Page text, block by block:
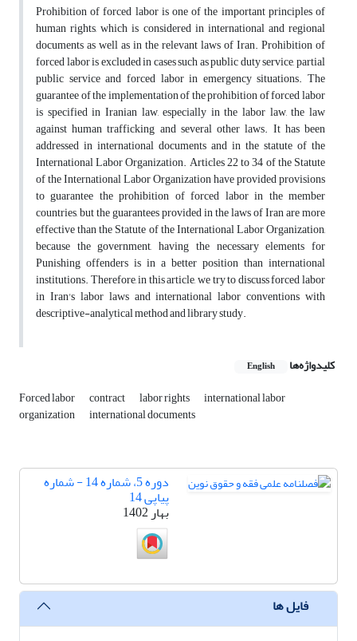
Prohibition of forced labor is one of the important principles of
human rights, which is considered in international and regional
documents as well as in the relevant laws of Iran. Prohibition of
forced labor is excluded in cases such as public duty service, partial
public service and forced labor in emergency situations. The
guarantee of the implementation of the prohibition of forced labor
is specified in Iranian law, especially in the labor law, the law
against human trafficking and several other laws. It has been
addressed in international documents and in the statute of the
International Labor Organization. Articles 22 to 34 of the Statute
of the International Labor Organization have provided provisions
to guarantee the prohibition of forced labor in the member
countries, but the guarantees provided in the laws of Iran are more
effective than the Statute of the International Labor Organization,
because the government, having the necessary elements for
Punishing offenders is in a better position than international
institutions. Therefore, in this article, we try to discuss forced labor
in Iran's labor laws and international labor conventions with
descriptive-analytical method and library study.
کلیدواژه‌ها English
Forced labor contract labor rights international labor
organization international documents
دوره 5، شماره 14 - شماره
پیاپی 14
بهار 1402
فایل ها